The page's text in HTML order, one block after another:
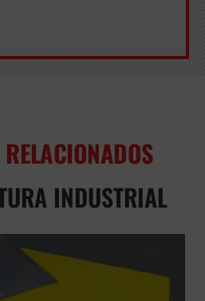
INDUSTRIAL